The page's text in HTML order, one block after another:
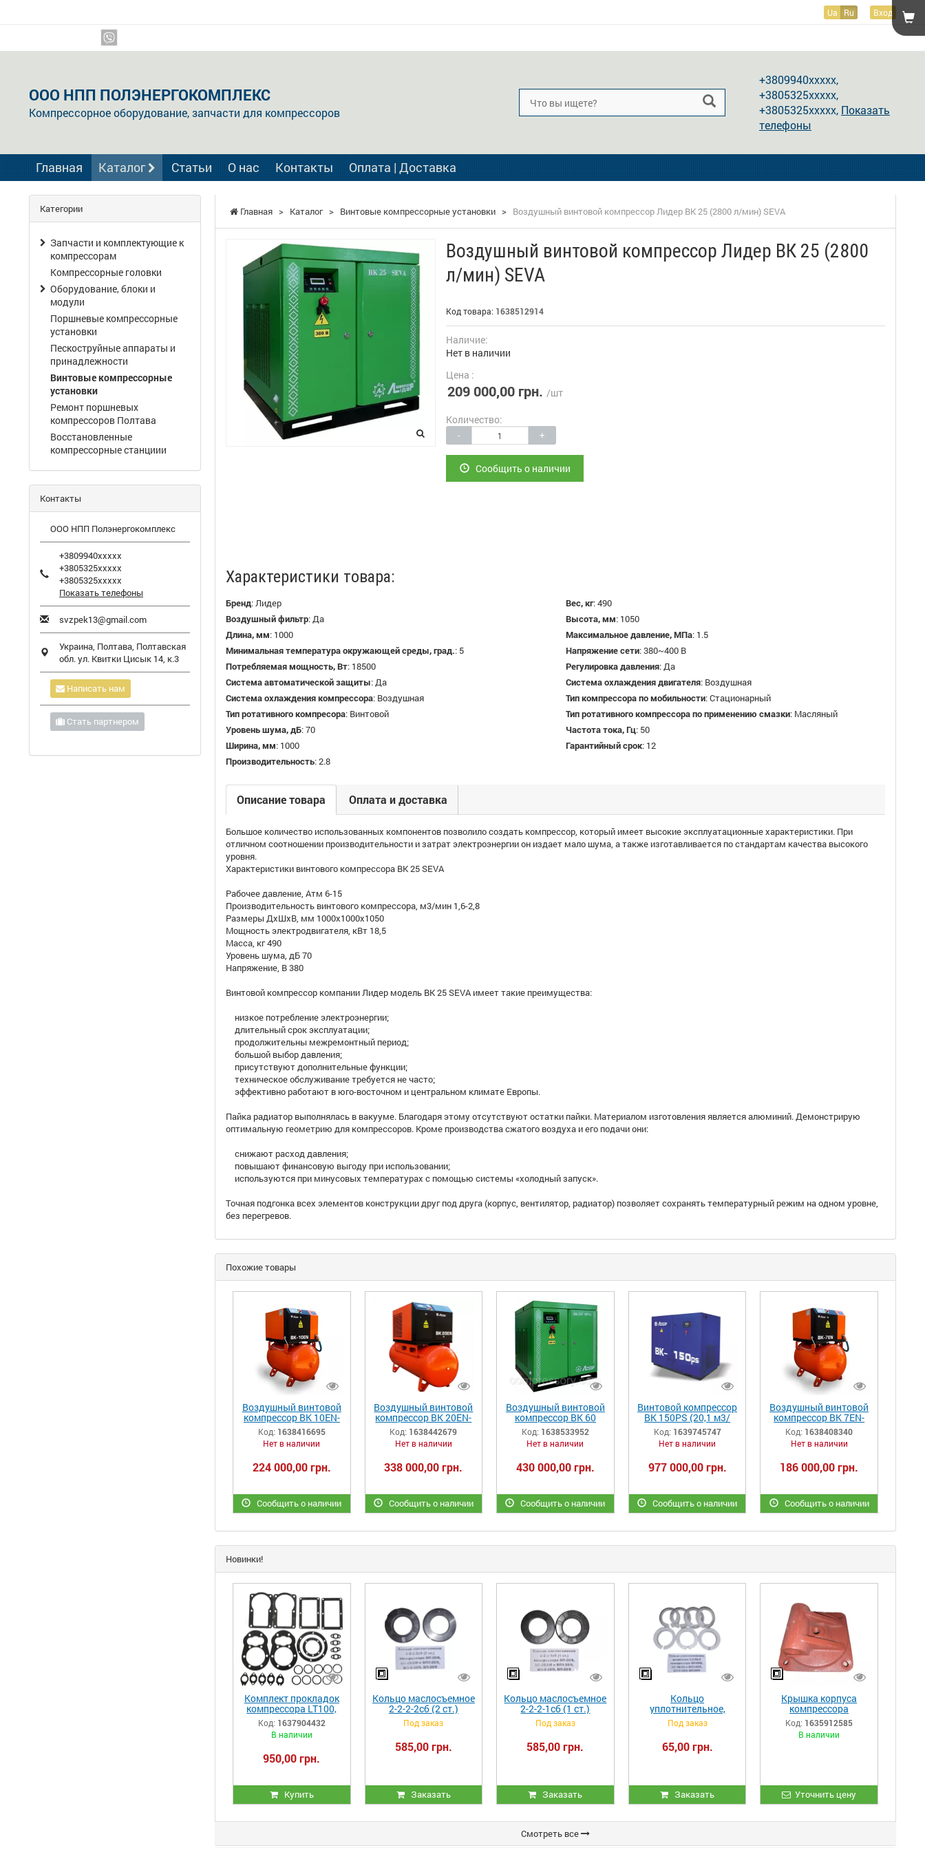
Ua Ru Вход
ООО НПП ПОЛЭНЕРГОКОМПЛЕКС
Компрессорное оборудование, запчасти для компрессоров
+3809940xxxxx,
+3805325xxxxx,
+3805325xxxxx, Показать
телефоны
Главная Каталог Статьи О нас Контакты Оплата | Доставка
Главная > Каталог > Винтовые компрессорные установки > Воздушный винтовой компрессор Лидер ВК 25 (2800 л/мин) SEVA
Воздушный винтовой компрессор Лидер ВК 25 (2800
л/мин) SEVA
Код товара: 1638512914
Наличие:
Нет в наличии
Цена :
209 000,00 грн. /шт
Количество:
- +
Сообщить о наличии
Характеристики товара:
Бренд:Лидер Вес, кг:490
Воздушный фильтр:Да Высота, мм: 1050
Длина, мм: 1000 Максимальное давление, МПа: 1.5
Минимальная температура окружающей среды, град.: 5 Напряжение сети:380~400 В
Потребляемая мощность, Вт: 18500 Регулировка давления:Да
Система автоматической защиты:Да Система охлаждения двигателя: Воздушная
Система охлаждения компрессора: Воздушная Тип компрессора по мобильности:Стационарный
Тип ротативного компресора: Винтовой Тип ротативного компрессора по применению смазки: Масляный
Уровень шума, дБ:70 Частота тока, Гц: 50
Ширина, мм: 1000 Гарантийный срок: 12
Производительность:2.8
Описание товара Оплата и доставка
Большое количество использованных компонентов позволило создать компрессор, который имеет высокие эксплуатационные характеристики. При
отличном соотношении производительности и затрат электроэнергии он издает мало шума, а также изготавливается по стандартам качества высокого
уровня.
Характеристики винтового компрессора ВК 25 SEVA
Рабочее давление, Атм 6-15
Производительность винтового компрессора, м3/мин 1,6-2,8
Размеры ДхШхВ, мм 1000х1000х1050
Мощность электродвигателя, кВт 18,5
Масса, кг 490
Уровень шума, дБ 70
Напряжение, В 380
Винтовой компрессор компании Лидер модель ВК 25 SEVA имеет такие преимущества:
низкое потребление электроэнергии;
длительный срок эксплуатации;
продолжительны межремонтный период;
большой выбор давления;
присутствуют дополнительные функции;
техническое обслуживание требуется не часто;
эффективно работают в юго-восточном и центральном климате Европы.
Пайка радиатор выполнялась в вакууме. Благодаря этому отсутствуют остатки пайки. Материалом изготовления является алюминий. Демонстрирую
оптимальную геометрию для компрессоров. Кроме производства сжатого воздуха и его подачи они:
снижают расход давления;
повышают финансовую выгоду при использовании;
используются при минусовых температурах с помощью системы «холодный запуск».
Точная подгонка всех элементов конструкции друг под друга (корпус, вентилятор, радиатор) позволяет сохранять температурный режим на одном уровне,
без перегревов.
Похожие товары
Воздушный винтовой
компрессор ВК 10EN-
270-10 (1300 л/мин)
Код: 1638416695
Нет в наличии
224 000,00 грн.
Сообщить о наличии
Воздушный винтовой
компрессор ВК 20EN-
10-500 (2600 л/мин)
Код: 1638442679
Нет в наличии
338 000,00 грн.
Сообщить о наличии
Воздушный винтовой
компрессор ВК 60
(7200 л/мин) SEVA
Код: 1638533952
Нет в наличии
430 000,00 грн.
Сообщить о наличии
Винтовой компрессор
ВК 150РS (20,1 м3/
мин)
Код: 1639745747
Нет в наличии
977 000,00 грн.
Сообщить о наличии
Воздушный винтовой
компрессор ВК 7EN-
500 5,5 кВт (1100 л/
мин)
Код: 1638408340
Нет в наличии
186 000,00 грн.
Сообщить о наличии
Новинки!
Комплект прокладок
компрессора LT100,
ЛТ100 (РМ.3130)
Код: 1637904432
В наличии
950,00 грн.
Купить
Кольцо маслосъемное
2-2-2-2сб (2 ст.)
компрессора ВП-20/8,
ВП-20/8М и ВП3-20/9,
ВП-3-20/9, ВП-20/9
Под заказ
585,00 грн.
Заказать
Кольцо маслосъемное
2-2-2-1сб (1 ст.)
компрессора ВП-20/8,
ВП-20/8М и ВП3-20/9,
ВП-3-20/9, ВП-20/9
Под заказ
585,00 грн.
Заказать
Кольцо
уплотнительное,
разрезное 2-2-3А-5
компрессора ВП-20/8,
ВП-20/8М и ВП3-20/9,
ВП-3-20/9, ВП-20/9
Под заказ
65,00 грн.
Заказать
Крышка корпуса
компрессора
ЭК7А.02.013
Код: 1635912585
В наличии
Уточнить цену
Смотреть все
Категории
Запчасти и комплектующие к
компрессорам
Компрессорные головки
Оборудование, блоки и
модули
Поршневые компрессорные
установки
Пескоструйные аппараты и
принадлежности
Винтовые компрессорные
установки
Ремонт поршневых
компрессоров Полтава
Восстановленные
компрессорные станциии
Контакты
ООО НПП Полэнергокомплекс
+3809940xxxxx
+3805325xxxxx
+3805325xxxxx
Показать телефоны
svzpek13@gmail.com
Украина, Полтава, Полтавская
обл.ул. Квитки Цисык 14, к.3
Написать нам
Стать партнером